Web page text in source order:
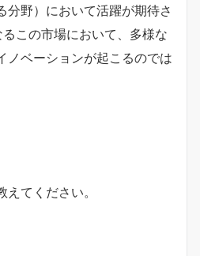
分野）において活躍が期待さ
この市場において、多様な
ノベーションが起こるのでは
てください。